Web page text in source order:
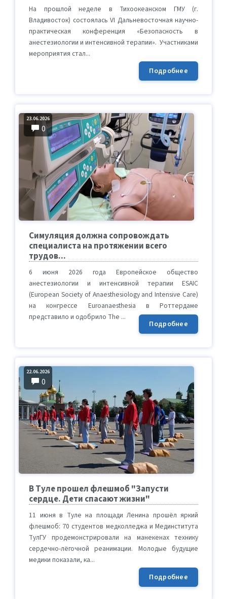
На прошлой неделе в Тихоокеанском ГМУ (г.
Владивосток) состоялась VI Дальневосточная научно-
практическая конференция «Безопасность в
анестезиологии и интенсивной терапии». Участниками
мероприятия стал...
Подробнее
23.06.2026
0
Симуляция должна сопровождать
специалиста на протяжении всего
трудов...
6 июня 2026 года Европейское общество
анестезиологии и интенсивной терапии ESAIC
(European Society of Anaesthesiology and Intensive Care)
на конгрессе Euroanaesthesia в Роттердаме
представило и одобрило The ...
Подробнее
22.06.2026
0
В Туле прошел флешмоб "Запусти
сердце. Дети спасают жизни"
11 июня в Туле на площади Ленина прошёл яркий
флешмоб: 70 студентов медколледжа и Мединститута
ТулГУ продемонстрировали на манекенах технику
сердечно-лёгочной реанимации. Молодые будущие
медики показали, ка...
Подробнее